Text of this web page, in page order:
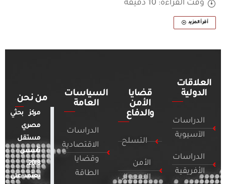
وقت القراءة: 10 دقيقة
أقرأ المزيد
العلاقات
الدولية
الدراسات
الآسيوية
الدراسات
الأفريقية
قضايا
الأمن
والدفاع
التسلح
الأمن
السيبراني
السياسات
العامة
الدراسات
الاقتصادية
وقضايا
الطاقة
من نحن
مركز بحثي
مصري
مستقل
تأسس
2018.
يعتمد على